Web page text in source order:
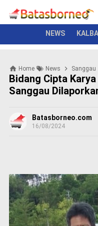
N
e
s
o
l
i
k
i
n
a
l
NEWS
News
Home News Sanggau
Bidang Cipta
Sanggau
Batasborneo.com
16/08/2024